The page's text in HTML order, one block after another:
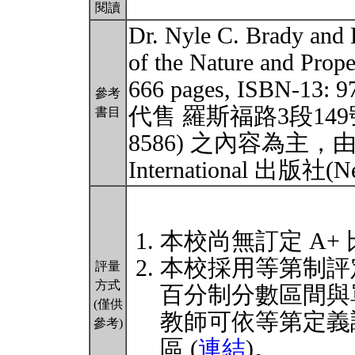
閱讀
參考
書目
Dr. Nyle C. Brady and
of the Nature and
666 pages, ISBN-13:
代售 羅斯福路3段149
8586) 之內容為主，
International 出版社
評量
方式
(僅供
參考)
本校尚無訂定 A+
本校採用等第制
百分制分數區間
教師可依等第定
區 (連結)。